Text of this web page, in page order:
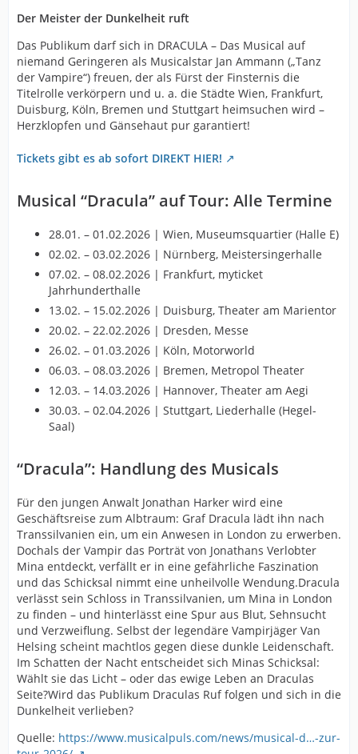
Der Meister der Dunkelheit ruft
Das Publikum darf sich in DRACULA – Das Musical auf
niemand Geringeren als Musicalstar Jan Ammann („Tanz
der Vampire“) freuen, der als Fürst der Finsternis die
Titelrolle verkörpern und u. a. die Städte Wien, Frankfurt,
Duisburg, Köln, Bremen und Stuttgart heimsuchen wird –
Herzklopfen und Gänsehaut pur garantiert!
Tickets gibt es ab sofort DIREKT HIER!
Musical “Dracula” auf Tour: Alle Termine
28.01. – 01.02.2026 | Wien, Museumsquartier (Halle E)
02.02. – 03.02.2026 | Nürnberg, Meistersingerhalle
07.02. – 08.02.2026 | Frankfurt, myticket
Jahrhunderthalle
13.02. – 15.02.2026 | Duisburg, Theater am Marientor
20.02. – 22.02.2026 | Dresden, Messe
26.02. – 01.03.2026 | Köln, Motorworld
06.03. – 08.03.2026 | Bremen, Metropol Theater
12.03. – 14.03.2026 | Hannover, Theater am Aegi
30.03. – 02.04.2026 | Stuttgart, Liederhalle (Hegel-
Saal)
“Dracula”: Handlung des Musicals
Für den jungen Anwalt Jonathan Harker wird eine
Geschäftsreise zum Albtraum: Graf Dracula lädt ihn nach
Transsilvanien ein, um ein Anwesen in London zu erwerben.
Dochals der Vampir das Porträt von Jonathans Verlobter
Mina entdeckt, verfällt er in eine gefährliche Faszination
und das Schicksal nimmt eine unheilvolle Wendung.Dracula
verlässt sein Schloss in Transsilvanien, um Mina in London
zu finden – und hinterlässt eine Spur aus Blut, Sehnsucht
und Verzweiflung. Selbst der legendäre Vampirjäger Van
Helsing scheint machtlos gegen diese dunkle Leidenschaft.
Im Schatten der Nacht entscheidet sich Minas Schicksal:
Wählt sie das Licht – oder das ewige Leben an Draculas
Seite?Wird das Publikum Draculas Ruf folgen und sich in die
Dunkelheit verlieben?
Quelle: https://www.musicalpuls.com/news/musical-d…-zur-